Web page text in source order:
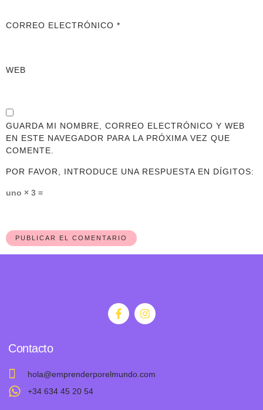
CORREO ELECTRÓNICO *
WEB
GUARDA MI NOMBRE, CORREO ELECTRÓNICO Y WEB
EN ESTE NAVEGADOR PARA LA PRÓXIMA VEZ QUE
COMENTE.
POR FAVOR, INTRODUCE UNA RESPUESTA EN DÍGITOS:
uno × 3 =
Contacto
hola@emprenderporelmundo.com
+34 634 45 20 54